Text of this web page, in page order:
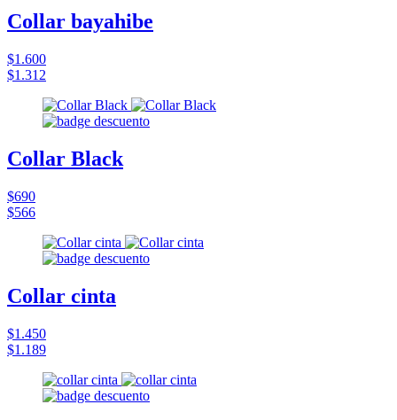
Collar bayahibe
$1.600
$1.312
Collar Black
$690
$566
Collar cinta
$1.450
$1.189